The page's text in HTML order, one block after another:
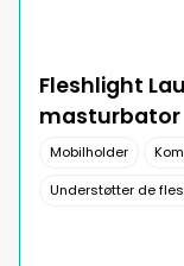
Fleshlight
masturbator
Mobilholder
Understøtter de